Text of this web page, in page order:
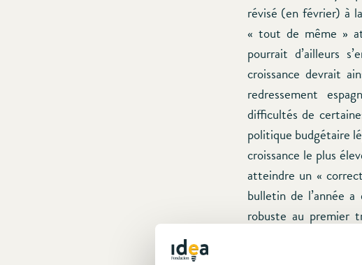
révisé (en février) à
« tout de même »
pourrait d’ailleurs
croissance devrait
redressement
difficultés de
politique budgétaire
croissance le plus
atteindre un «
bulletin de l’année
robuste au premier